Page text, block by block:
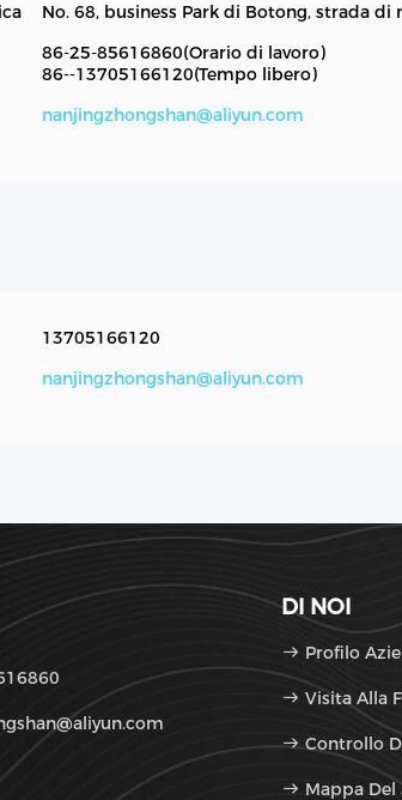
No. 68, business Park di Botong, strada
86-25-85616860(Orario di lavoro)
86--13705166120(Tempo libero)
nanjingzhongshan@aliyun.com
13705166120
nanjingzhongshan@aliyun.com
DI NOI
Profilo
Visita Alla
Controllo
Mappa Del